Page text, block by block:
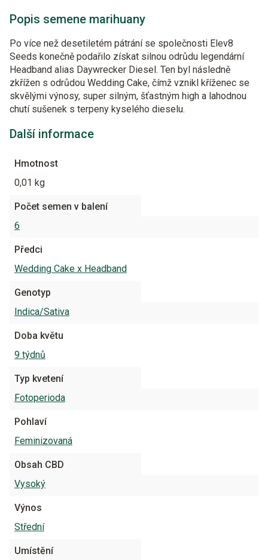
Popis semene marihuany
Po více než desetiletém pátrání se společnosti Elev8
Seeds konečně podařilo získat silnou odrůdu legendární
Headband alias Daywrecker Diesel. Ten byl následně
zkřížen s odrůdou Wedding Cake, čímž vznikl kříženec se
skvělými výnosy, super silným, šťastným high a lahodnou
chutí sušenek s terpeny kyselého dieselu.
Další informace
Hmotnost
0,01 kg
Počet semen v balení
6
Předci
Wedding Cake x Headband
Genotyp
Indica/Sativa
Doba květu
9 týdnů
Typ kvetení
Fotoperioda
Pohlaví
Feminizovaná
Obsah CBD
Vysoký
Výnos
Střední
Umístění